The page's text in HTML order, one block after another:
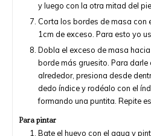
y luego con la otra mitad del
Corta los bordes de masa con
1cm de exceso. Para esto yo
Dobla el exceso de masa
borde más gruesito. Para
alrededor, presiona desde
dedo índice y rodéalo con el
formando una puntita. Repite
Para pintar
Bate el huevo con el agua y